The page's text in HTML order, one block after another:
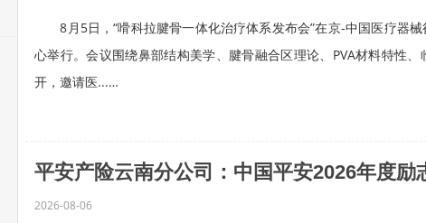
8月5日，“嗗科拉腱骨一体化治疗体系发布会”在京-中国医疗器械
心举行。会议围绕鼻部结构美学、腱骨融合区理论、PVA材料特性
开，邀请医...…
平安产险云南分公司：中国平安2026年度励
2026-08-06